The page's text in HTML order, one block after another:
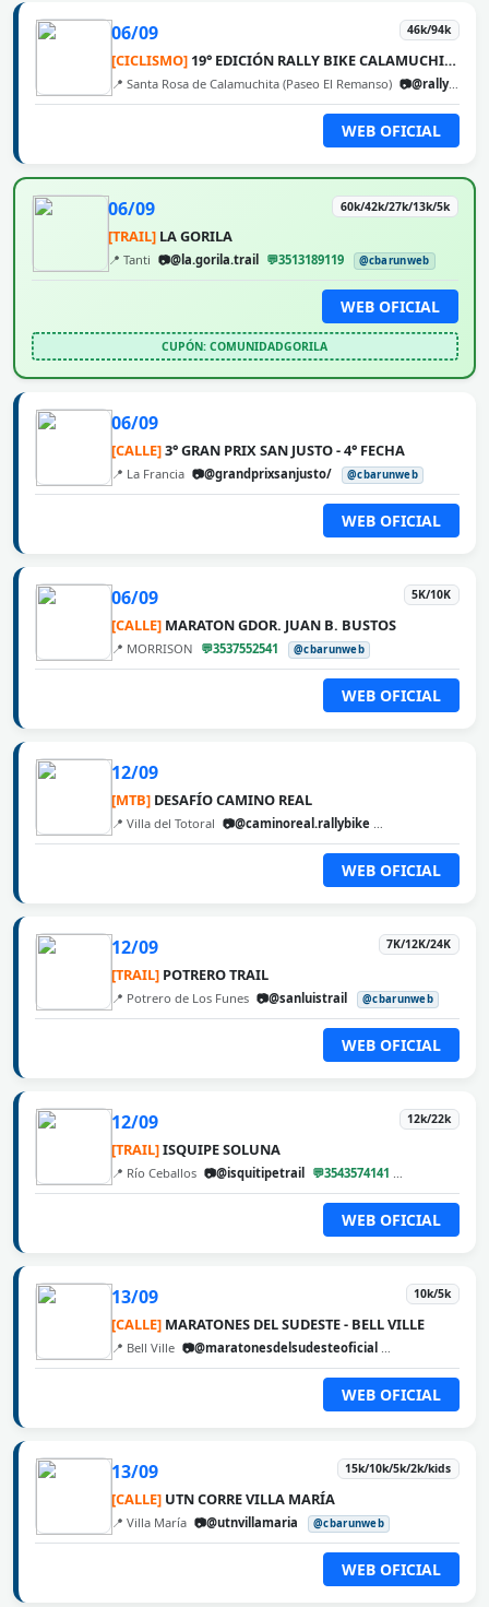
06/09 46k/94k
[CICLISMO] 19° EDICIÓN RALLY BIKE CALAMUCHITA
📍 Santa Rosa de Calamuchita (Paseo El Remanso) 📷@rallybikecalamuchita
WEB OFICIAL
06/09 60k/42k/27k/13k/5k
[TRAIL]LA GORILA
📍 Tanti 📷@la.gorila.trail 💬3513189119 @cbarunweb
WEB OFICIAL
CUPÓN: COMUNIDADGORILA
06/09
[CALLE]3° GRAN PRIX SAN JUSTO - 4° FECHA
📍 La Francia 📷@grandprixsanjusto/ @cbarunweb
WEB OFICIAL
06/09 5K/10K
[CALLE] MARATON GDOR. JUAN B. BUSTOS
📍 MORRISON 💬3537552541 @cbarunweb
WEB OFICIAL
12/09
[MTB] DESAFÍO CAMINO REAL
📍 Villa del Totoral 📷@caminoreal.rallybike
WEB OFICIAL
12/09 7K/12K/24K
[TRAIL] POTRERO TRAIL
📍 Potrero de Los Funes 📷@sanluistrail @cbarunweb
WEB OFICIAL
12/09 12k/22k
[TRAIL]ISQUIPE SOLUNA
📍 Río Ceballos 📷@isquitipetrail 💬3543574141
WEB OFICIAL
13/09 10k/5k
[CALLE] MARATONES DEL SUDESTE - BELL VILLE
📍 Bell Ville 📷@maratonesdelsudesteoficial
WEB OFICIAL
13/09 15k/10k/5k/2k/kids
[CALLE] UTN CORRE VILLA MARÍA
📍 Villa María 📷@utnvillamaria @cbarunweb
WEB OFICIAL